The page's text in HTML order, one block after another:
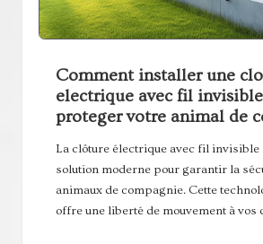
Comment installer une
electrique avec fil
proteger votre animal de
La clôture électrique avec fil invisible
solution moderne pour garantir la
animaux de compagnie. Cette
offre une liberté de mouvement à vos